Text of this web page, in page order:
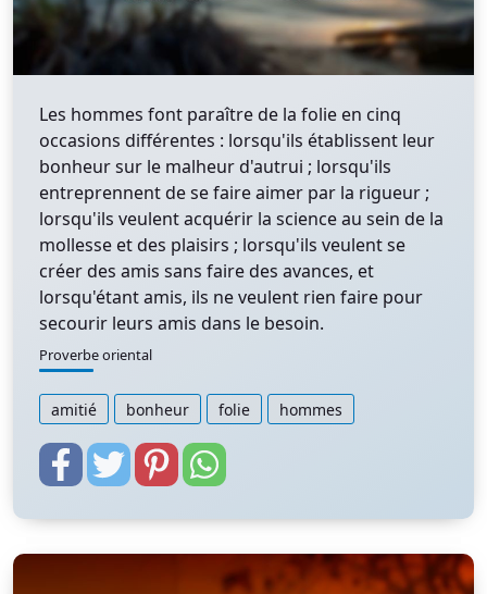
Les hommes font paraître de la folie en cinq
occasions différentes : lorsqu'ils établissent leur
bonheur sur le malheur d'autrui ; lorsqu'ils
entreprennent de se faire aimer par la rigueur ;
lorsqu'ils veulent acquérir la science au sein de la
mollesse et des plaisirs ; lorsqu'ils veulent se
créer des amis sans faire des avances, et
lorsqu'étant amis, ils ne veulent rien faire pour
secourir leurs amis dans le besoin.
Proverbe oriental
amitié bonheur folie hommes